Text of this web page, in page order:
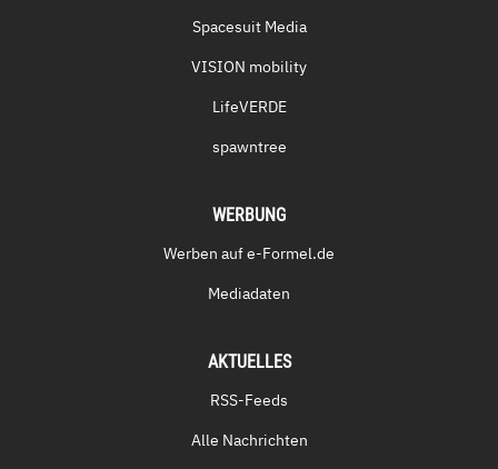
Spacesuit Media
VISION mobility
LifeVERDE
spawntree
WERBUNG
Werben auf e-Formel.de
Mediadaten
AKTUELLES
RSS-Feeds
Alle Nachrichten